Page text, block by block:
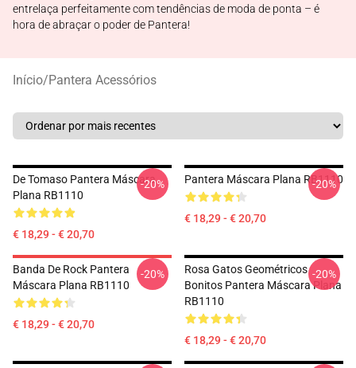
entrelaça perfeitamente com tendências de moda de ponta – é
hora de abraçar o poder de Pantera!
Início/Pantera Acessórios
De Tomaso Pantera Máscara
Plana RB1110
€ 18,29 - € 20,70
-20% Pantera Máscara Plana RB1110
€ 18,29 - € 20,70
-20%
Banda De Rock Pantera
Máscara Plana RB1110
€ 18,29 - € 20,70
-20%
Rosa Gatos Geométricos
Bonitos Pantera Máscara Plana
RB1110
€ 18,29 - € 20,70
-20%